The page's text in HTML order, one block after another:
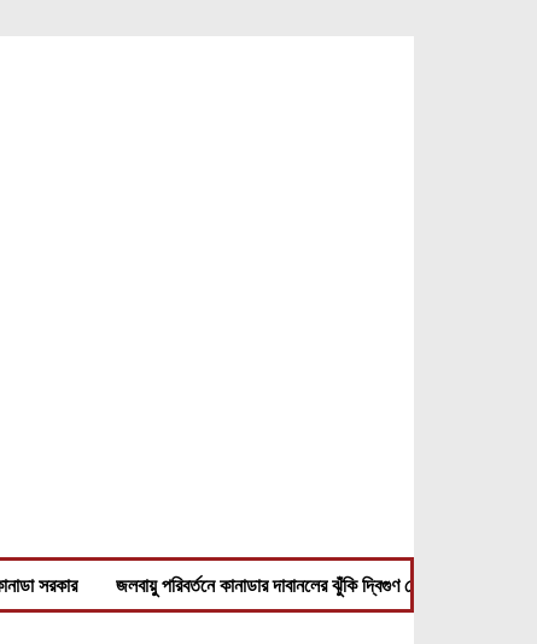
সরকার জলবায়ু পরিবর্তনে কানাডার দাবানলের ঝুঁকি দ্বিগুণ বেড়েছে : গবেষণা